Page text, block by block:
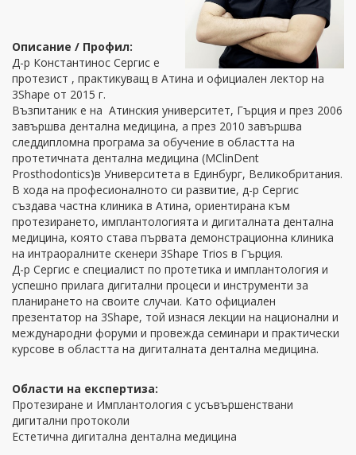
Описание / Профил:
Д-р Константинос Сергис е
протезист , практикуващ в Атина и официален лектор на
3Shape от 2015 г.
Възпитаник е на Атинския университет, Гърция и през 2006
завършва дентална медицина, а през 2010 завършва
следдипломна програма за обучение в областта на
протетичната дентална медицина (MClinDent
Prosthodontics)в Университета в Единбург, Великобритания.
В хода на професионалното си развитие, д-р Сергис
създава частна клиника в Атина, ориентирана към
протезирането, имплантологията и дигиталната дентална
медицина, която става първата демонстрационна клиника
на интраоралните скенери 3Shape Trios в Гърция.
Д-р Сергис е специалист по протетика и имплантология и
успешно прилага дигитални процеси и инструменти за
планирането на своите случаи. Като официален
презентатор на 3Shape, той изнася лекции на национални и
международни форуми и провежда семинари и практически
курсове в областта на дигиталната дентална медицина.
Области на експертиза:
Протезиране и Имплантология с усъвършенствани
дигитални протоколи
Естетична дигитална дентална медицина